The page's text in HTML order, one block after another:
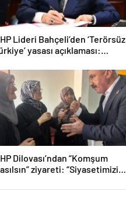
Lideri Bahçeli’den ‘Terörsüz
yasası açıklaması:
Dilovası’ndan “Komşum
ziyareti: “Siyasetimizin